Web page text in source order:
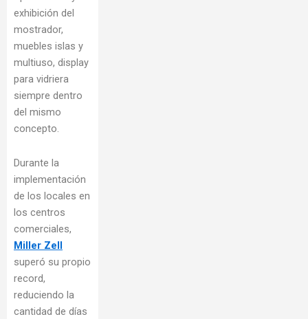
exhibición del
mostrador,
muebles islas y
multiuso, display
para vidriera
siempre dentro
del mismo
concepto.
Durante la
implementación
de los locales en
los centros
comerciales,
Miller Zell
superó su propio
record,
reduciendo la
cantidad de días